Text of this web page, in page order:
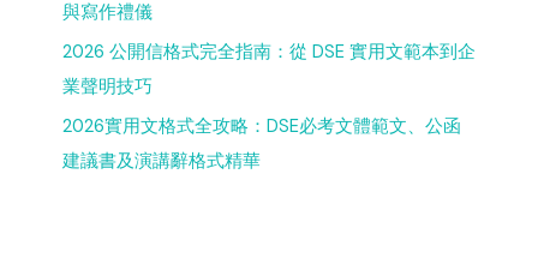
與寫作禮儀
2026 公開信格式完全指南：從 DSE 實用文範本到企
業聲明技巧
2026實用文格式全攻略：DSE必考文體範文、公函
建議書及演講辭格式精華